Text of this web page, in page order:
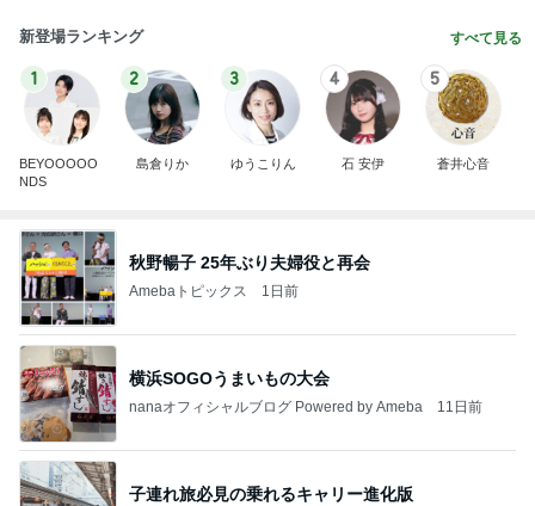
新登場ランキング すべて見る
1
BEYOOOOO
NDS
2
島倉りか
3
ゆうこりん
4
石 安伊
5
蒼井心音
秋野暢子 25年ぶり夫婦役と再会
Amebaトピックス 1日前
横浜SOGOうまいもの大会
nanaオフィシャルブログ Powered by Ameba 11日前
子連れ旅必見の乗れるキャリー進化版